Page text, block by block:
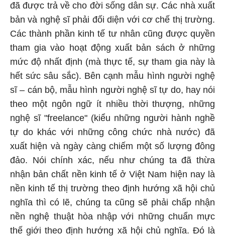
đã được trả về cho đời sống dân sự. Các nhà xuất
bản và nghệ sĩ phải đối diện với cơ chế thị trường.
Các thành phần kinh tế tư nhân cũng được quyền
tham gia vào hoạt động xuất bản sách ở những
mức độ nhất định (mà thực tế, sự tham gia này là
hết sức sâu sắc). Bên cạnh mẫu hình người nghệ
sĩ – cán bộ, mẫu hình người nghệ sĩ tự do, hay nói
theo một ngôn ngữ ít nhiều thời thượng, những
nghệ sĩ "freelance" (kiểu những người hành nghề
tự do khác với những công chức nhà nước) đã
xuất hiện và ngày càng chiếm một số lượng đông
đảo. Nói chính xác, nếu như chúng ta đã thừa
nhận bản chất nền kinh tế ở Việt Nam hiện nay là
nền kinh tế thị trường theo định hướng xã hội chủ
nghĩa thì có lẽ, chúng ta cũng sẽ phải chấp nhận
nền nghệ thuật hòa nhập với những chuẩn mực
thế giới theo định hướng xã hội chủ nghĩa. Đó là